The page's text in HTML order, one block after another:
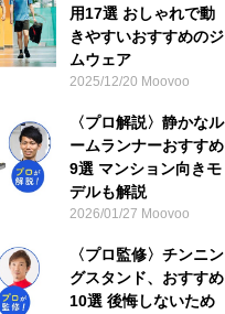
用17選 おしゃれで動
きやすいおすすめのジ
ムウェア
2025/12/20 Moovoo
〈プロ解説〉静かなル
ームランナーおすすめ
9選 マンション向きモ
デルも解説
2026/01/27 Moovoo
〈プロ監修〉チンニン
グスタンド、おすすめ
10選 後悔しないため